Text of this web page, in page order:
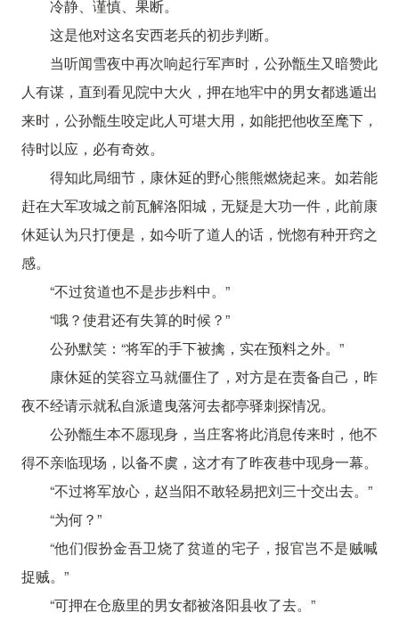
冷静、谨慎、果断。
这是他对这名安西老兵的初步判断。
当听闻雪夜中再次响起行军声时，公孙甑生又暗赞此
人有谋，直到看见院中大火，押在地牢中的男女都逃遁出
来时，公孙甑生咬定此人可堪大用，如能把他收至麾下，
待时以应，必有奇效。
得知此局细节，康休延的野心熊熊燃烧起来。如若能
赶在大军攻城之前瓦解洛阳城，无疑是大功一件，此前康
休延认为只打便是，如今听了道人的话，恍惚有种开窍之
感。
“不过贫道也不是步步料中。”
“哦？使君还有失算的时候？”
公孙默笑：“将军的手下被擒，实在预料之外。”
康休延的笑容立马就僵住了，对方是在责备自己，昨
夜不经请示就私自派遣曳落河去都亭驿刺探情况。
公孙甑生本不愿现身，当庄客将此消息传来时，他不
得不亲临现场，以备不虞，这才有了昨夜巷中现身一幕。
“不过将军放心，赵当阳不敢轻易把刘三十交出去。”
“为何？”
“他们假扮金吾卫烧了贫道的宅子，报官岂不是贼喊
捉贼。”
“可押在仓廒里的男女都被洛阳县收了去。”